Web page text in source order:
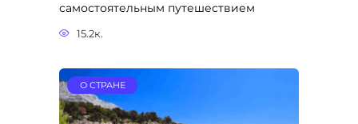
самостоятельным путешествием
15.2к.
О СТРАНЕ